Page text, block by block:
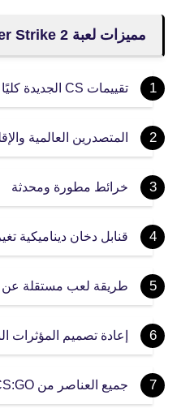
مميزات لعبة Counter Strike 2
تقييمات CS الجديدة كليًا مع الوضع المميز المحدث
المتصدرين العالمية
خرائط مطورة ومحدثة
قنابل دخان ديناميكية
طريقة لعب مستقلة عن
إعادة تصميم المؤثرات
جميع العناصر من CS:GO تنتقل إلى CS2.